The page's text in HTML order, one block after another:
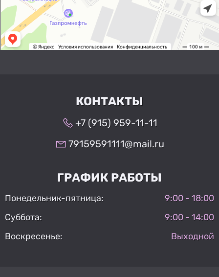
КОНТАКТЫ
+7 (915) 959-11-11
79159591111@mail.ru
ГРАФИК РАБОТЫ
Понедельник-пятница:
9:00 - 18:00
Суббота:
9:00 - 14:00
Воскресенье:
Выходной